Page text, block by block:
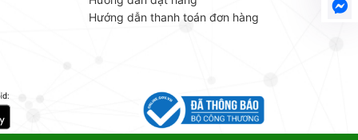
Hướng dẫn thanh toán đơn hàng